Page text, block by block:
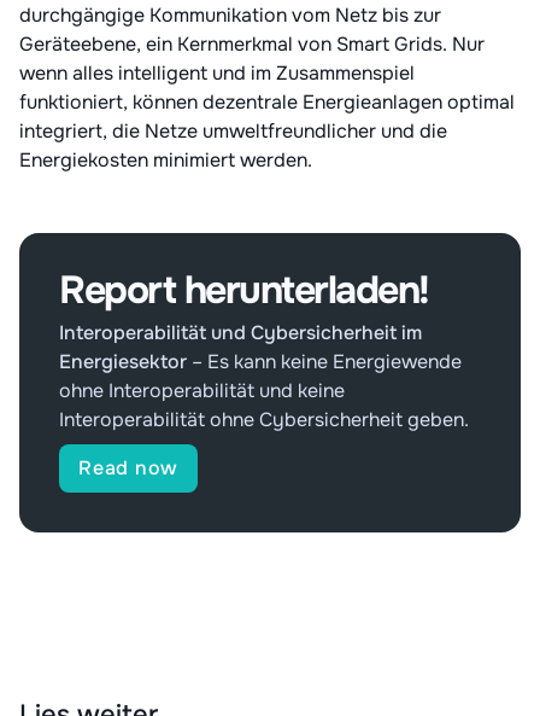
durchgängige Kommunikation vom Netz bis zur
Geräteebene, ein Kernmerkmal von Smart Grids. Nur
wenn alles intelligent und im Zusammenspiel
funktioniert, können dezentrale Energieanlagen optimal
integriert, die Netze umweltfreundlicher und die
Energiekosten minimiert werden.
Report herunterladen!
Interoperabilität und Cybersicherheit im
Energiesektor – Es kann keine Energiewende
ohne Interoperabilität und keine
Interoperabilität ohne Cybersicherheit geben.
Read now